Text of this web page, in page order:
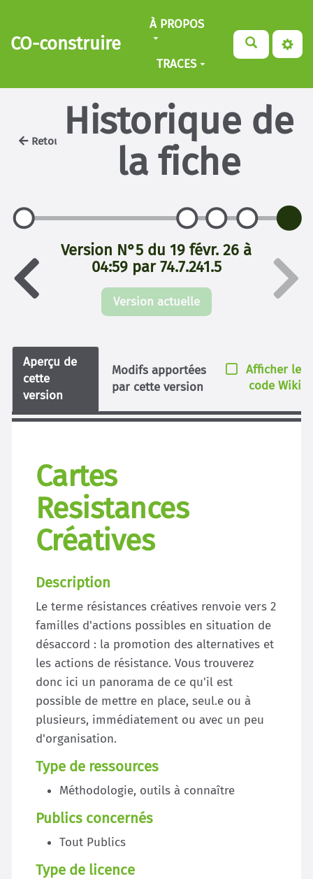
Aller au contenu principal
CO-construire
À PROPOS
TRACES
Retour
Historique de
la fiche
Version N°5 du 19 févr. 26 à
04:59 par 74.7.241.5
Version actuelle
Aperçu de
cette
version
Modifs apportées
par cette version
Afficher le
code Wiki
Cartes
Resistances
Créatives
Description
Le terme résistances créatives renvoie vers 2
familles d'actions possibles en situation de
désaccord : la promotion des alternatives et
les actions de résistance. Vous trouverez
donc ici un panorama de ce qu'il est
possible de mettre en place, seul.e ou à
plusieurs, immédiatement ou avec un peu
d'organisation.
Type de ressources
Méthodologie, outils à connaître
Publics concernés
Tout Publics
Type de licence